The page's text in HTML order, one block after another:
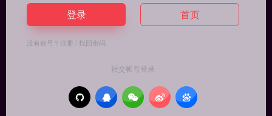
登录 首页
没有账号？ 注册 /找回密码
社交帐号登录